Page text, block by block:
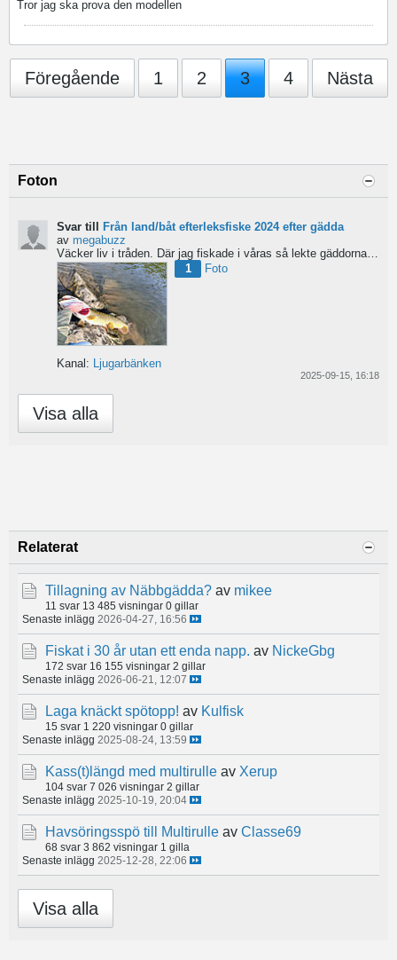
Tror jag ska prova den modellen
Föregående 1 2 3 4 Nästa
Foton
Svar till
Från land/båt efterleksfiske 2024 efter gädda
av megabuzz
Väcker liv i tråden. Där jag fiskade i våras så lekte gäddorna från början av mars hela vägen in i juni...
1
Foto
Kanal: Ljugarbänken
2025-09-15, 16:18
Visa alla
Relaterat
Tillagning av Näbbgädda? av mikee
11 svar 13 485 visningar 0 gillar
Senaste inlägg 2026-04-27, 16:56
Fiskat i 30 år utan ett enda napp. av NickeGbg
172 svar 16 155 visningar 2 gillar
Senaste inlägg 2026-06-21, 12:07
Laga knäckt spötopp! av Kulfisk
15 svar 1 220 visningar 0 gillar
Senaste inlägg 2025-08-24, 13:59
Kass(t)längd med multirulle av Xerup
104 svar 7 026 visningar 2 gillar
Senaste inlägg 2025-10-19, 20:04
Havsöringsspö till Multirulle av Classe69
68 svar 3 862 visningar 1 gilla
Senaste inlägg 2025-12-28, 22:06
Visa alla